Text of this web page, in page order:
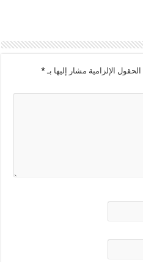
الحقول الإلزامية مشار إليها بـ*